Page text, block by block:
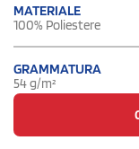
MATERIALE
100% Poliestere
GRAMMATURA
54 g/m²